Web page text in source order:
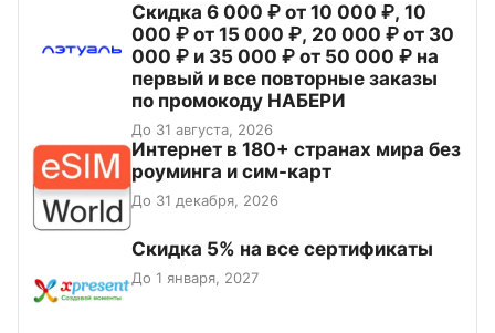
Скидка 6 000 ₽ от 10 000 ₽, 10
000 ₽ от 15 000 ₽, 20 000 ₽ от 30
000 ₽ и 35 000 ₽ от 50 000 ₽ на
первый и все повторные заказы
по промокоду НАБЕРИ
До 31 августа, 2026
Интернет в 180+ странах мира без
роуминга и сим-карт
До 31 декабря, 2026
Скидка 5% на все сертификаты
До 1 января, 2027